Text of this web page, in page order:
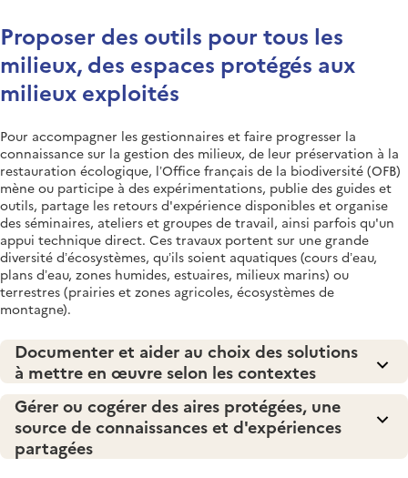
Proposer des outils pour tous les
milieux, des espaces protégés aux
milieux exploités
Pour accompagner les gestionnaires et faire progresser la
connaissance sur la gestion des milieux, de leur préservation à la
restauration écologique, l’Office français de la biodiversité (OFB)
mène ou participe à des expérimentations, publie des guides et
outils, partage les retours d'expérience disponibles et organise
des séminaires, ateliers et groupes de travail, ainsi parfois qu'un
appui technique direct. Ces travaux portent sur une grande
diversité d’écosystèmes, qu’ils soient aquatiques (cours d’eau,
plans d’eau, zones humides, estuaires, milieux marins) ou
terrestres (prairies et zones agricoles, écosystèmes de
montagne).
Documenter et aider au choix des solutions
à mettre en œuvre selon les contextes
Gérer ou cogérer des aires protégées, une
source de connaissances et d'expériences
partagées